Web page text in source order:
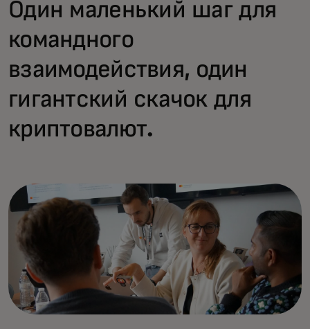
Один маленький шаг для
командного
взаимодействия, один
гигантский скачок для
криптовалют.